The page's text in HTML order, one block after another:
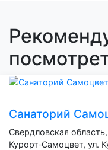
Санаторий
Свердловская
Курорт‑Самоцвет, ул.